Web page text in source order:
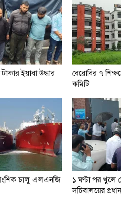
ইয়াবা উদ্ধার
বেরোবির ৭
কমিটি
চালু এলএনজি
১ ঘণ্টা পর খুলে
সচিবালয়ের